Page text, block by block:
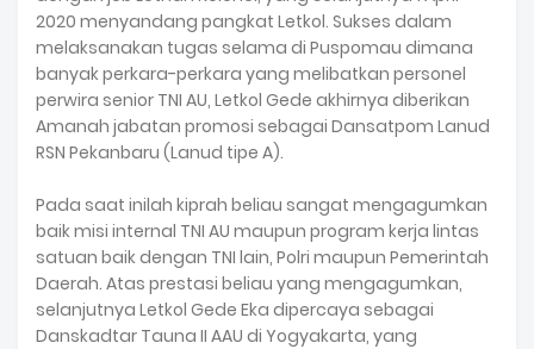
2020 menyandang pangkat Letkol. Sukses dalam
melaksanakan tugas selama di Puspomau dimana
banyak perkara-perkara yang melibatkan personel
perwira senior TNI AU, Letkol Gede akhirnya diberikan
Amanah jabatan promosi sebagai Dansatpom Lanud
RSN Pekanbaru (Lanud tipe A).
Pada saat inilah kiprah beliau sangat mengagumkan
baik misi internal TNI AU maupun program kerja lintas
satuan baik dengan TNI lain, Polri maupun Pemerintah
Daerah. Atas prestasi beliau yang mengagumkan,
selanjutnya Letkol Gede Eka dipercaya sebagai
Danskadtar Tauna II AAU di Yogyakarta, yang